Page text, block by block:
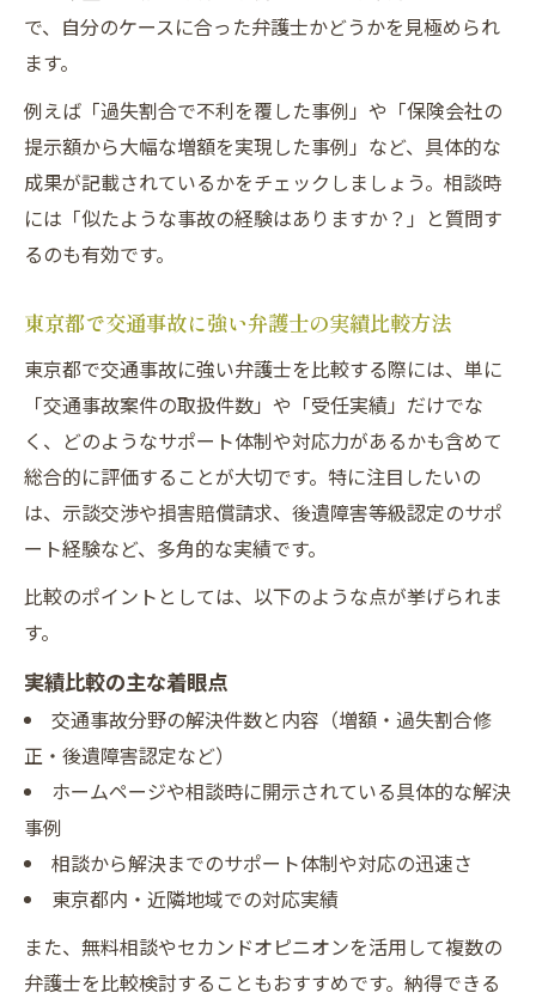
で、自分のケースに合った弁護士かどうかを見極められ
ます。
例えば「過失割合で不利を覆した事例」や「保険会社の
提示額から大幅な増額を実現した事例」など、具体的な
成果が記載されているかをチェックしましょう。相談時
には「似たような事故の経験はありますか？」と質問す
るのも有効です。
東京都で交通事故に強い弁護士の実績比較方法
東京都で交通事故に強い弁護士を比較する際には、単に
「交通事故案件の取扱件数」や「受任実績」だけでな
く、どのようなサポート体制や対応力があるかも含めて
総合的に評価することが大切です。特に注目したいの
は、示談交渉や損害賠償請求、後遺障害等級認定のサポ
ート経験など、多角的な実績です。
比較のポイントとしては、以下のような点が挙げられま
す。
実績比較の主な着眼点
交通事故分野の解決件数と内容（増額・過失割合修
正・後遺障害認定など）
ホームページや相談時に開示されている具体的な解決
事例
相談から解決までのサポート体制や対応の迅速さ
東京都内・近隣地域での対応実績
また、無料相談やセカンドオピニオンを活用して複数の
弁護士を比較検討することもおすすめです。納得できる